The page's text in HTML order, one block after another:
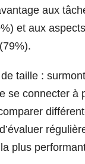
aux
et aux
taille :
se connecter à
plus